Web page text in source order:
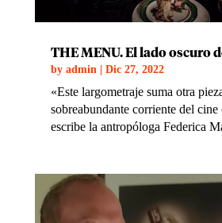
THE MENU. El lado oscuro
by admin | Dic 27, 2022
«Este largometraje suma otra
sobreabundante corriente del
escribe la antropóloga Federica